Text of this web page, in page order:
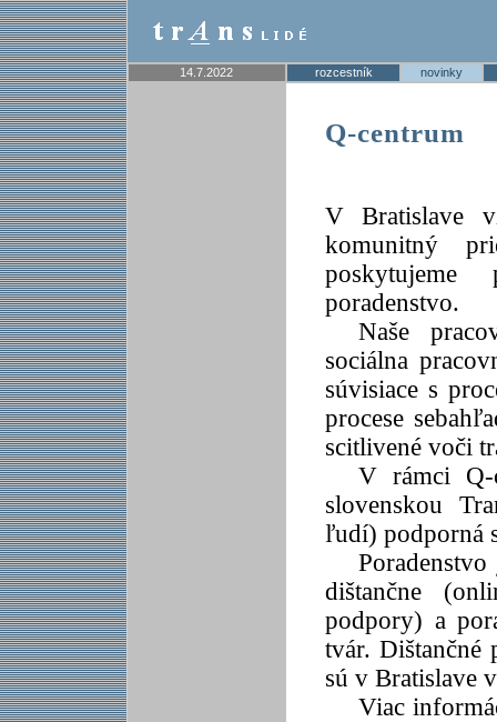
14.7.2022 rozcestník novinky
Q-centrum
V Bratislave
komunitný
poskytujeme
poradenstvo.
Naše
sociálna
súvisiace s
procese
scitlivené voči
V rámci Q-
slovenskou
ľudí) podporná
dištančne
podpory) a
tvár.
sú v Bratislave
Viac